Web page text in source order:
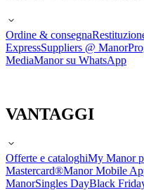
Ordine & consegna
ExpressSuppliers @ Manor
MediaManor su WhatsApp
VANTAGGI
Offerte e cataloghiMy Manor
Mastercard®Manor Mobile
ManorSingles DayBlack